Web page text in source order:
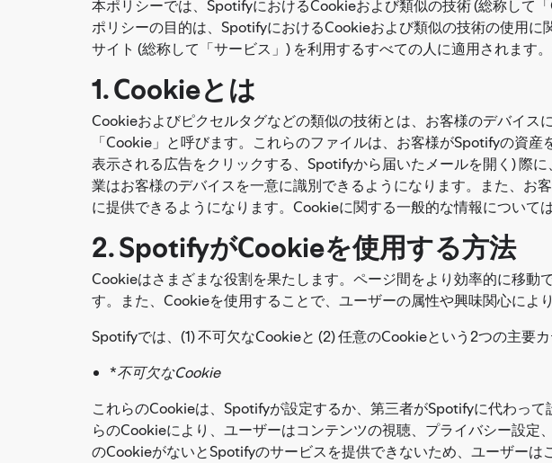
本ポリシーでは、SpotifyにおけるCookieおよび類似の技術 (総称して
ポリシーの目的は、SpotifyにおけるCookieおよび類似の技術の使用
サイト (総称して「サービス」) を利用するすべての人に適用されます
1. Cookieとは
Cookieおよびピクセルタグなどの類似の技術とは、お客様のデバイ
「Cookie」と呼びます。これらのファイルは、お客様がSpotifyの資
表示される広告をクリックする、Spotifyから届いたメールを開く) 際
業はお客様のデバイスを一意に識別できるようになります。また、お
に提供できるようになります。Cookieに関する一般的な情報については
2. SpotifyがCookieを使用する方法
Cookieはさまざまな役割を果たします。ページ間をより効率的に移
す。また、Cookieを使用することで、ユーザーの属性や興味関心によ
Spotifyでは、(1) 不可欠なCookieと (2) 任意のCookieという2つの主要
*不可欠なCookie
これらのCookieは、Spotifyが設定するか、第三者がSpotifyに代わっ
らのCookieにより、ユーザーはコンテンツの視聴、プライバシー設
のCookieがないとSpotifyのサービスを提供できないため、ユーザーは